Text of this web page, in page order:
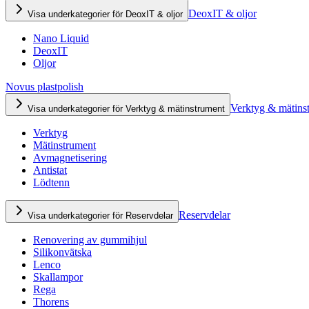
Visa underkategorier för DeoxIT & oljor DeoxIT & oljor
Nano Liquid
DeoxIT
Oljor
Novus plastpolish
Visa underkategorier för Verktyg & mätinstrument Verktyg &
Verktyg
Mätinstrument
Avmagnetisering
Antistat
Lödtenn
Visa underkategorier för Reservdelar Reservdelar
Renovering av gummihjul
Silikonvätska
Lenco
Skallampor
Rega
Thorens